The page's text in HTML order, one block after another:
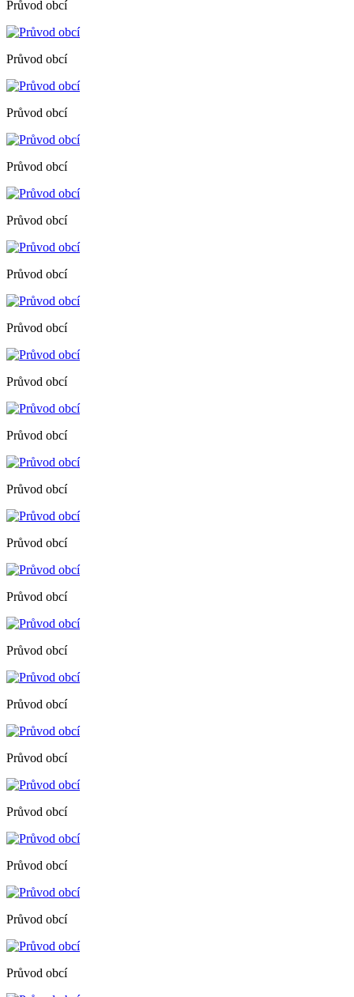
Průvod obcí
Průvod obcí
Průvod obcí
Průvod obcí
Průvod obcí
Průvod obcí
Průvod obcí
Průvod obcí
Průvod obcí
Průvod obcí
Průvod obcí
Průvod obcí
Průvod obcí
Průvod obcí
Průvod obcí
Průvod obcí
Průvod obcí
Průvod obcí
Průvod obcí